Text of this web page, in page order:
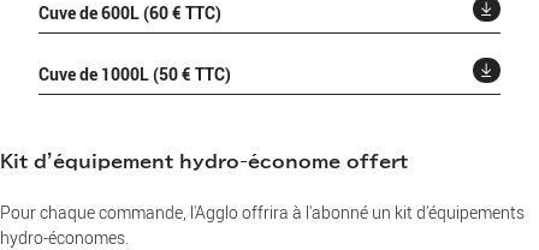
Cuve de 600L (60 € TTC)
Cuve de 1000L (50 € TTC)
Kit d'équipement hydro-économe offert
Pour chaque commande, l'Agglo offrira à l'abonné un kit d’équipements
hydro-économes.